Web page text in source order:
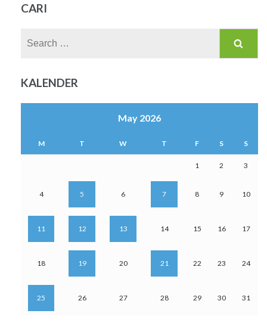
CARI
KALENDER
May 2026
M T W T F S S
1 2 3
4 5 6 7 8 9 10
11 12 13 14 15 16 17
18 19 20 21 22 23 24
25 26 27 28 29 30 31